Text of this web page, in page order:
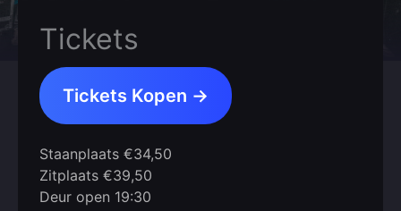
Tickets
Tickets Kopen →
Staanplaats €34,50
Zitplaats €39,50
Deur open 19:30